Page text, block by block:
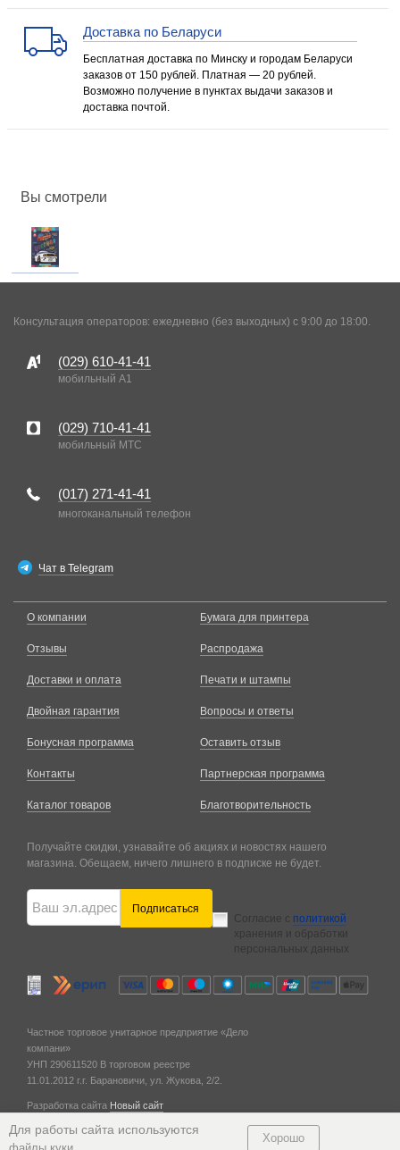
Доставка по Беларуси
Бесплатная доставка по Минску и городам Беларуси
заказов от 150 рублей. Платная — 20 рублей.
Возможно получение в пунктах выдачи заказов и
доставка почтой.
Вы смотрели
Консультация операторов: ежедневно (без выходных) с 9:00 до 18:00.
(029) 610-41-41
мобильный A1
(029) 710-41-41
мобильный MTC
(017) 271-41-41
многоканальный телефон
Чат в Telegram
О компании
Отзывы
Доставки и оплата
Двойная гарантия
Бонусная программа
Контакты
Каталог товаров
Бумага для принтера
Распродажа
Печати и штампы
Вопросы и ответы
Оставить отзыв
Партнерская программа
Благотворительность
Получайте скидки, узнавайте об акциях и новостях нашего
магазина. Обещаем, ничего лишнего в подписке не будет.
Подписаться
Согласие с политикой
хранения и обработки
персональных данных
Частное торговое унитарное предприятие «Дело
компани»
УНП 290611520 В торговом реестре
11.01.2012 г. г. Барановичи, ул. Жукова, 2/2.
Разработка сайта Новый сайт
Для работы сайта используются
Хорошо